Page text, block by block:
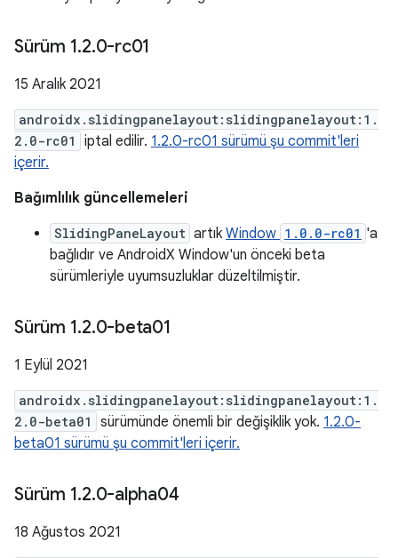
Sürüm 1.2.0-rc01
15 Aralık 2021
androidx.slidingpanelayout:slidingpanelayout:1.
2.0-rc01
iptal edilir. 1.2.0-rc01 sürümü şu commit'leri
içerir.
Bağımlılık güncellemeleri
SlidingPaneLayout artık Window 1.0.0-rc01 'a
bağlıdır ve AndroidX Window'un önceki beta
sürümleriyle uyumsuzluklar düzeltilmiştir.
Sürüm 1.2.0-beta01
1 Eylül 2021
androidx.slidingpanelayout:slidingpanelayout:1.
2.0-beta01
sürümünde önemli bir değişiklik yok. 1.2.0-
beta01 sürümü şu commit'leri içerir.
Sürüm 1.2.0-alpha04
18 Ağustos 2021